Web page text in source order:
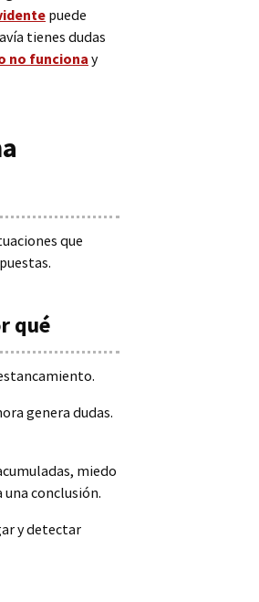
puede
tienes dudas
no funciona y
que
qué
genera dudas.
miedo
conclusión.
y detectar